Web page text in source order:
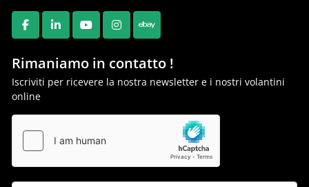
FACEBOOK
LINKEDINYOUTUBEINSTAGRAM
EBAY
Rimaniamo in contatto !
Iscriviti per ricevere la nostra newsletter e i nostri volantini
online